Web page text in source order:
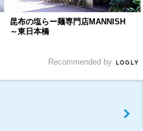
昆布の塩らー麺専門店MANNISH
～東日本橋
Recommended by